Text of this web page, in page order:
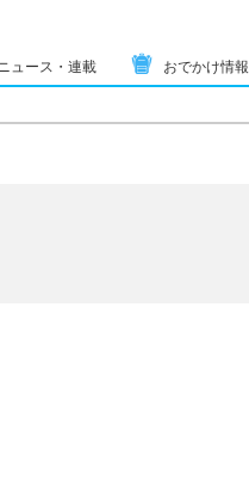
ュース・連載 おでかけ情報